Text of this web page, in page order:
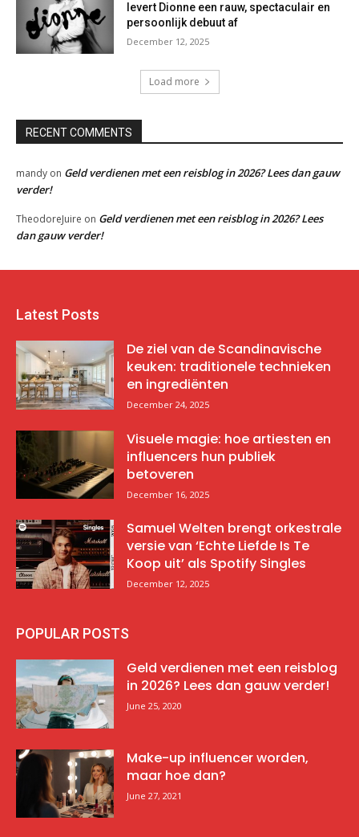
levert Dionne een rauw, spectaculair en
persoonlijk debuut af
December 12, 2025
Load more
RECENT COMMENTS
mandy on Geld verdienen met een reisblog in 2026? Lees dan gauw
verder!
TheodoreJuire on Geld verdienen met een reisblog in 2026? Lees
dan gauw verder!
Latest Posts
De ziel van de Scandinavische
keuken: traditionele technieken
en ingrediënten
December 24, 2025
Visuele magie: hoe artiesten en
influencers hun publiek
betoveren
December 16, 2025
Samuel Welten brengt orkestrale
versie van ‘Echte Liefde Is Te
Koop uit’ als Spotify Singles
December 12, 2025
POPULAR POSTS
Geld verdienen met een reisblog
in 2026? Lees dan gauw verder!
June 25, 2020
Make-up influencer worden,
maar hoe dan?
June 27, 2021